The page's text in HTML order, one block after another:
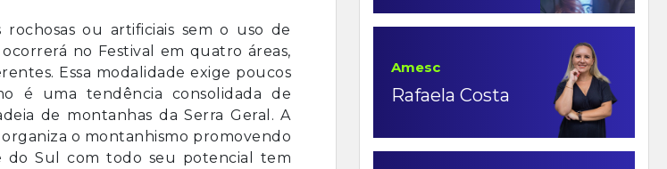
ou artificiais sem o uso de
no Festival em quatro áreas,
Essa modalidade exige poucos
é uma tendência consolidada de
de montanhas da Serra Geral. A
organiza o montanhismo promovendo
do Sul com todo seu potencial tem
Amesc
Rafaela Costa